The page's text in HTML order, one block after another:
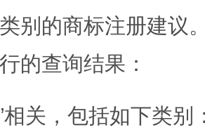
别的商标注册建议
的查询结果：
相关，包括如下类别